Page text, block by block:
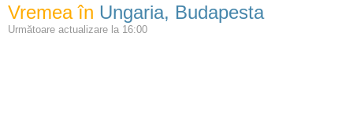
Vremea în Ungaria, Budapesta
Următoare actualizare la 16:00